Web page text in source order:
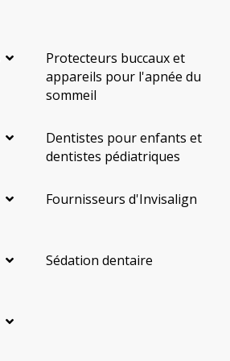
Protecteurs buccaux et
appareils pour l'apnée du
sommeil
Dentistes pour enfants et
dentistes pédiatriques
Fournisseurs d'Invisalign
Sédation dentaire